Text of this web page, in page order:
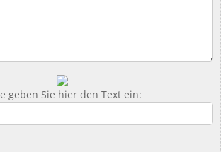
geben Sie hier den Text ein: